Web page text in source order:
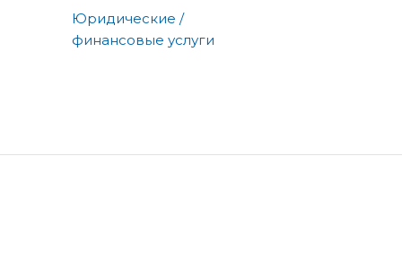
Юридические /
финансовые услуги